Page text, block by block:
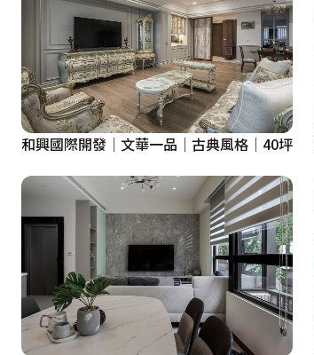
和興國際開發│文華一品│古典風格│40坪